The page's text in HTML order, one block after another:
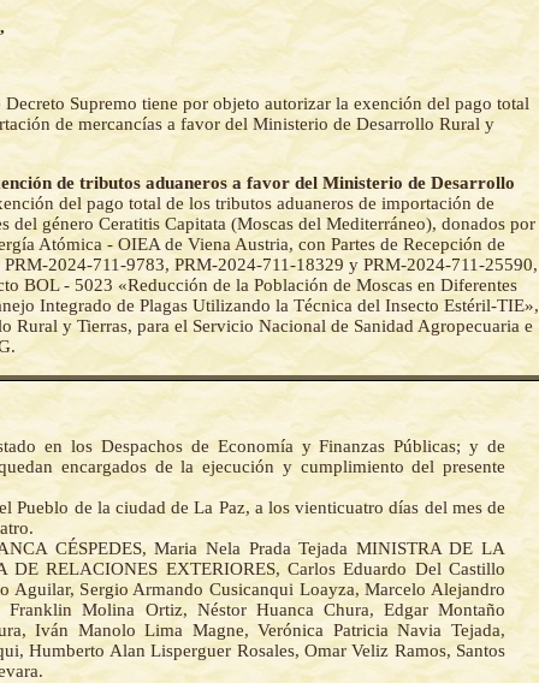
Decreto Supremo tiene por objeto autorizar la exención del pago total
de mercancías a favor del Ministerio de Desarrollo Rural y
de tributos aduaneros a favor del Ministerio de Desarrollo
del pago total de los tributos aduaneros de importación de
del género Ceratitis Capitata (Moscas del Mediterráneo), donados por
Atómica - OIEA de Viena Austria, con Partes de Recepción de
2024-711-9783, PRM-2024-711-18329 y PRM-2024-711-25590,
BOL - 5023 «Reducción de la Población de Moscas en Diferentes
Integrado de Plagas Utilizando la Técnica del Insecto Estéril-TIE»,
Rural y Tierras, para el Servicio Nacional de Sanidad Agropecuaria e
en los Despachos de Economía y Finanzas Públicas; y de
encargados de la ejecución y cumplimiento del presente
Pueblo de la ciudad de La Paz, a los vienticuatro días del mes de
CÉSPEDES, Maria Nela Prada Tejada MINISTRA DE LA
DE RELACIONES EXTERIORES, Carlos Eduardo Del Castillo
Aguilar, Sergio Armando Cusicanqui Loayza, Marcelo Alejandro
Franklin Molina Ortiz, Néstor Huanca Chura, Edgar Montaño
Iván Manolo Lima Magne, Verónica Patricia Navia Tejada,
Humberto Alan Lisperguer Rosales, Omar Veliz Ramos, Santos